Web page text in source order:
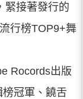
緊接著發行的
行榜TOP9+舞
Rocords出版
冠軍、饒舌